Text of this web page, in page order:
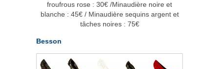
froufrous rose : 30€ /Minaudière noire et
blanche : 45€ / Minaudière sequins argent et
tâches noires : 75€
Besson